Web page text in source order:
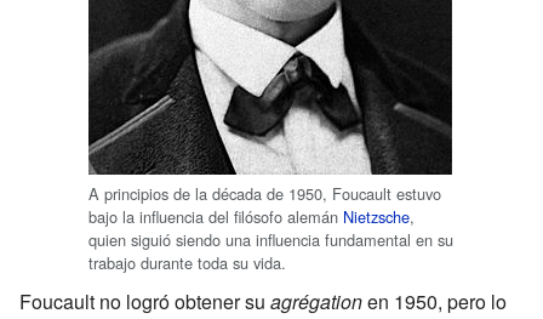
A principios de la década de 1950, Foucault estuvo
bajo la influencia del filósofo alemán Nietzsche,
quien siguió siendo una influencia fundamental en su
trabajo durante toda su vida.
Foucault no logró obtener su agrégationen 1950, pero lo